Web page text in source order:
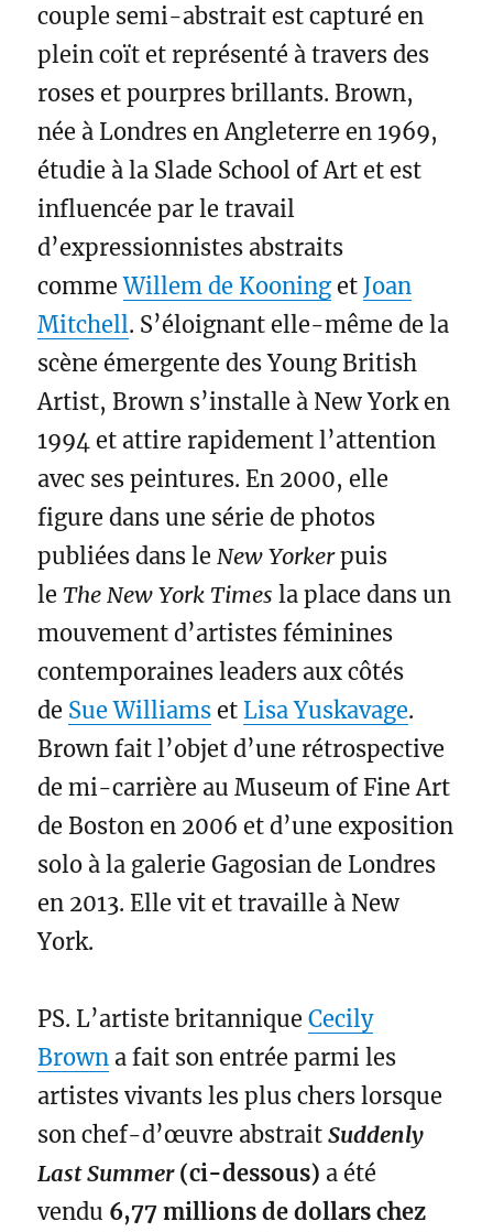
couple semi-abstrait est capturé en
plein coït et représenté à travers des
roses et pourpres brillants. Brown,
née à Londres en Angleterre en 1969,
étudie à la Slade School of Art et est
influencée par le travail
d’expressionnistes abstraits
commeWillem de Kooning et Joan
Mitchell. S’éloignant elle-même de la
scène émergente des Young British
Artist, Brown s’installe à New York en
1994 et attire rapidement l’attention
avec ses peintures. En 2000, elle
figure dans une série de photos
publiées dans le New Yorkerpuis
leThe New York Times la place dans un
mouvement d’artistes féminines
contemporaines leaders aux côtés
de Sue Williams et Lisa Yuskavage.
Brown fait l’objet d’une rétrospective
de mi-carrière au Museum of Fine Art
de Boston en 2006 et d’une exposition
solo à la galerie Gagosian de Londres
en 2013. Elle vit et travaille à New
York.
PS. L’artiste britanniqueCecily
Brown a fait son entrée parmi les
artistes vivants les plus chers lorsque
son chef-d’œuvre abstraitSuddenly
Last Summer(ci-dessous) a été
vendu 6,77 millions de dollars chez